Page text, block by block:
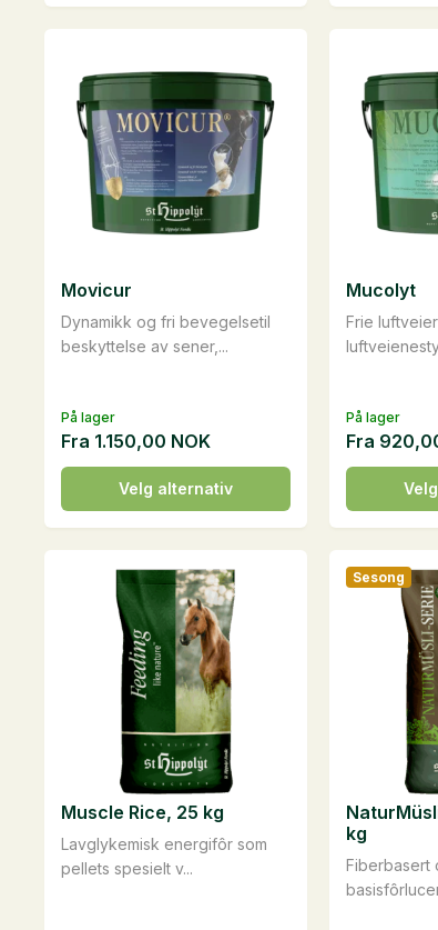
har
varianter.
Alternativene
kan
velges
produktsiden
har
varianter.
kan
velges
På lager
Dynamikk og fri bevegelsetil
beskyttelse av sener,...
Movicur
Fra 1.150,00 NOK
Velg alternativ
Dette
produktet
har
varianter.
Alternativene
produktsiden
På lager
Frie
Mucolyt
Fra
Dette
produktet
har
flere
varianter.
Lavglykemisk energifôr som
pellets spesielt v...
Muscle Rice, 25 kg
Sesong
Fiberbasert
kg